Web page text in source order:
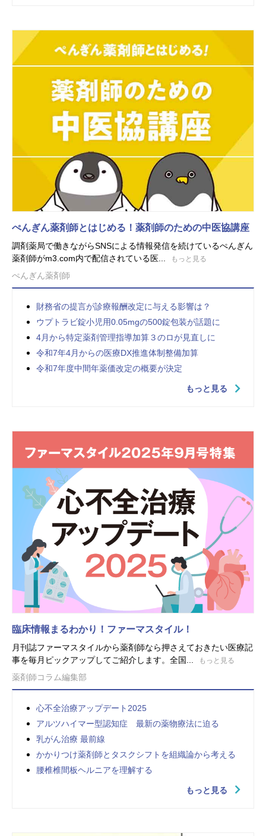
ぺんぎん薬剤師とはじめる！薬剤師のための中医協講座
調剤薬局で働きながらSNSによる情報発信を続けているぺんぎん
薬剤師がm3.com内で配信されている医...
もっと見る
ぺんぎん薬剤師
財務省の提言が診療報酬改定に与える影響は？
ウプトラビ錠小児用0.05mgの500錠包装が話題に
4月から特定薬剤管理指導加算３のロが見直しに
令和7年4月からの医療DX推進体制整備加算
令和7年度中間年薬価改定の概要が決定
もっと見る
臨床情報まるわかり！ファーマスタイル！
月刊誌ファーマスタイルから薬剤師なら押さえておきたい医療記
事を毎月ピックアップしてご紹介します。全国...
もっと見る
薬剤師コラム編集部
心不全治療アップデート2025
アルツハイマー型認知症 最新の薬物療法に迫る
乳がん治療 最前線
かかりつけ薬剤師とタスクシフトを組織論から考える
腰椎椎間板ヘルニアを理解する
もっと見る